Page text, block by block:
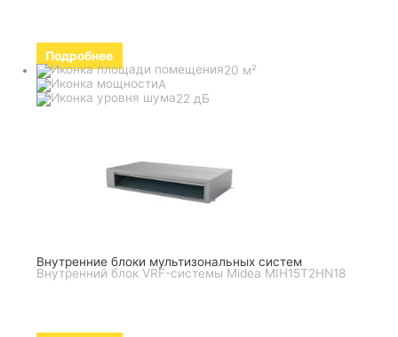
Подробнее
20 м²
A
22 дБ
Внутренние блоки мультизональных систем
Внутренний блок VRF-системы Midea MIH15T2HN18